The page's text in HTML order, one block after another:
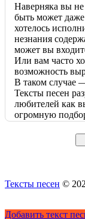
Наверняка вы
быть может
хотелось
незнания
может вы
Или вам часто
возможность
В таком случае
Тексты песен
любителей как
огромную
Вам больше не
дожидаться,
мучиться,
зная точных
чем они поются.
Тексты песен ©
Добавить текст